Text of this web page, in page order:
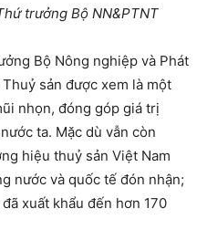
trưởng Bộ NN&PTNT
Bộ Nông nghiệp và Phát
sản được xem là một
nhọn, đóng góp giá trị
ta. Mặc dù vẫn còn
hiệu thuỷ sản Việt Nam
nước và quốc tế đón nhận;
xuất khẩu đến hơn 170